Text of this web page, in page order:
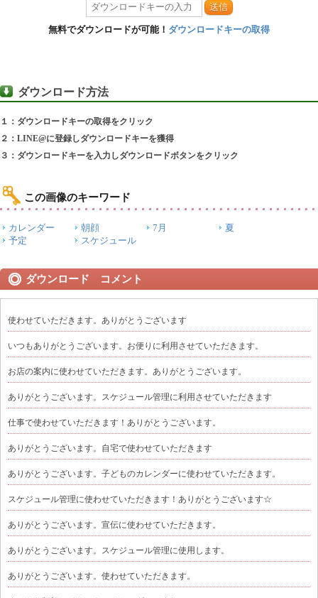
送信
無料でダウンロードが可能！ ダウンロードキーの取得
ダウンロード方法
１：ダウンロードキーの取得をクリック
２：LINE@に登録しダウンロードキーを獲得
３：ダウンロードキーを入力しダウンロードボタンをクリック
この画像のキーワード
カレンダー 朝顔 7月
夏
予定
スケジュール
ダウンロード コメント
使わせていただきます。ありがとうございます
いつもありがとうございます。お便りに利用させていただきます。
お店の案内に使わせていただきます。ありがとうございます。
ありがとうございます。スケジュール管理に利用させていただきます
仕事で使わせていただきます！ありがとうございます。
ありがとうございます。自宅で使わせていただきます
ありがとうございます。子どものカレンダーに使わせていただきます。
スケジュール管理に使わせていただきます！ありがとうございます☆
ありがとうございます。宣伝に使わせていただきます。
ありがとうございます。スケジュール管理に使用します。
ありがとうございます。使わせていただきます。